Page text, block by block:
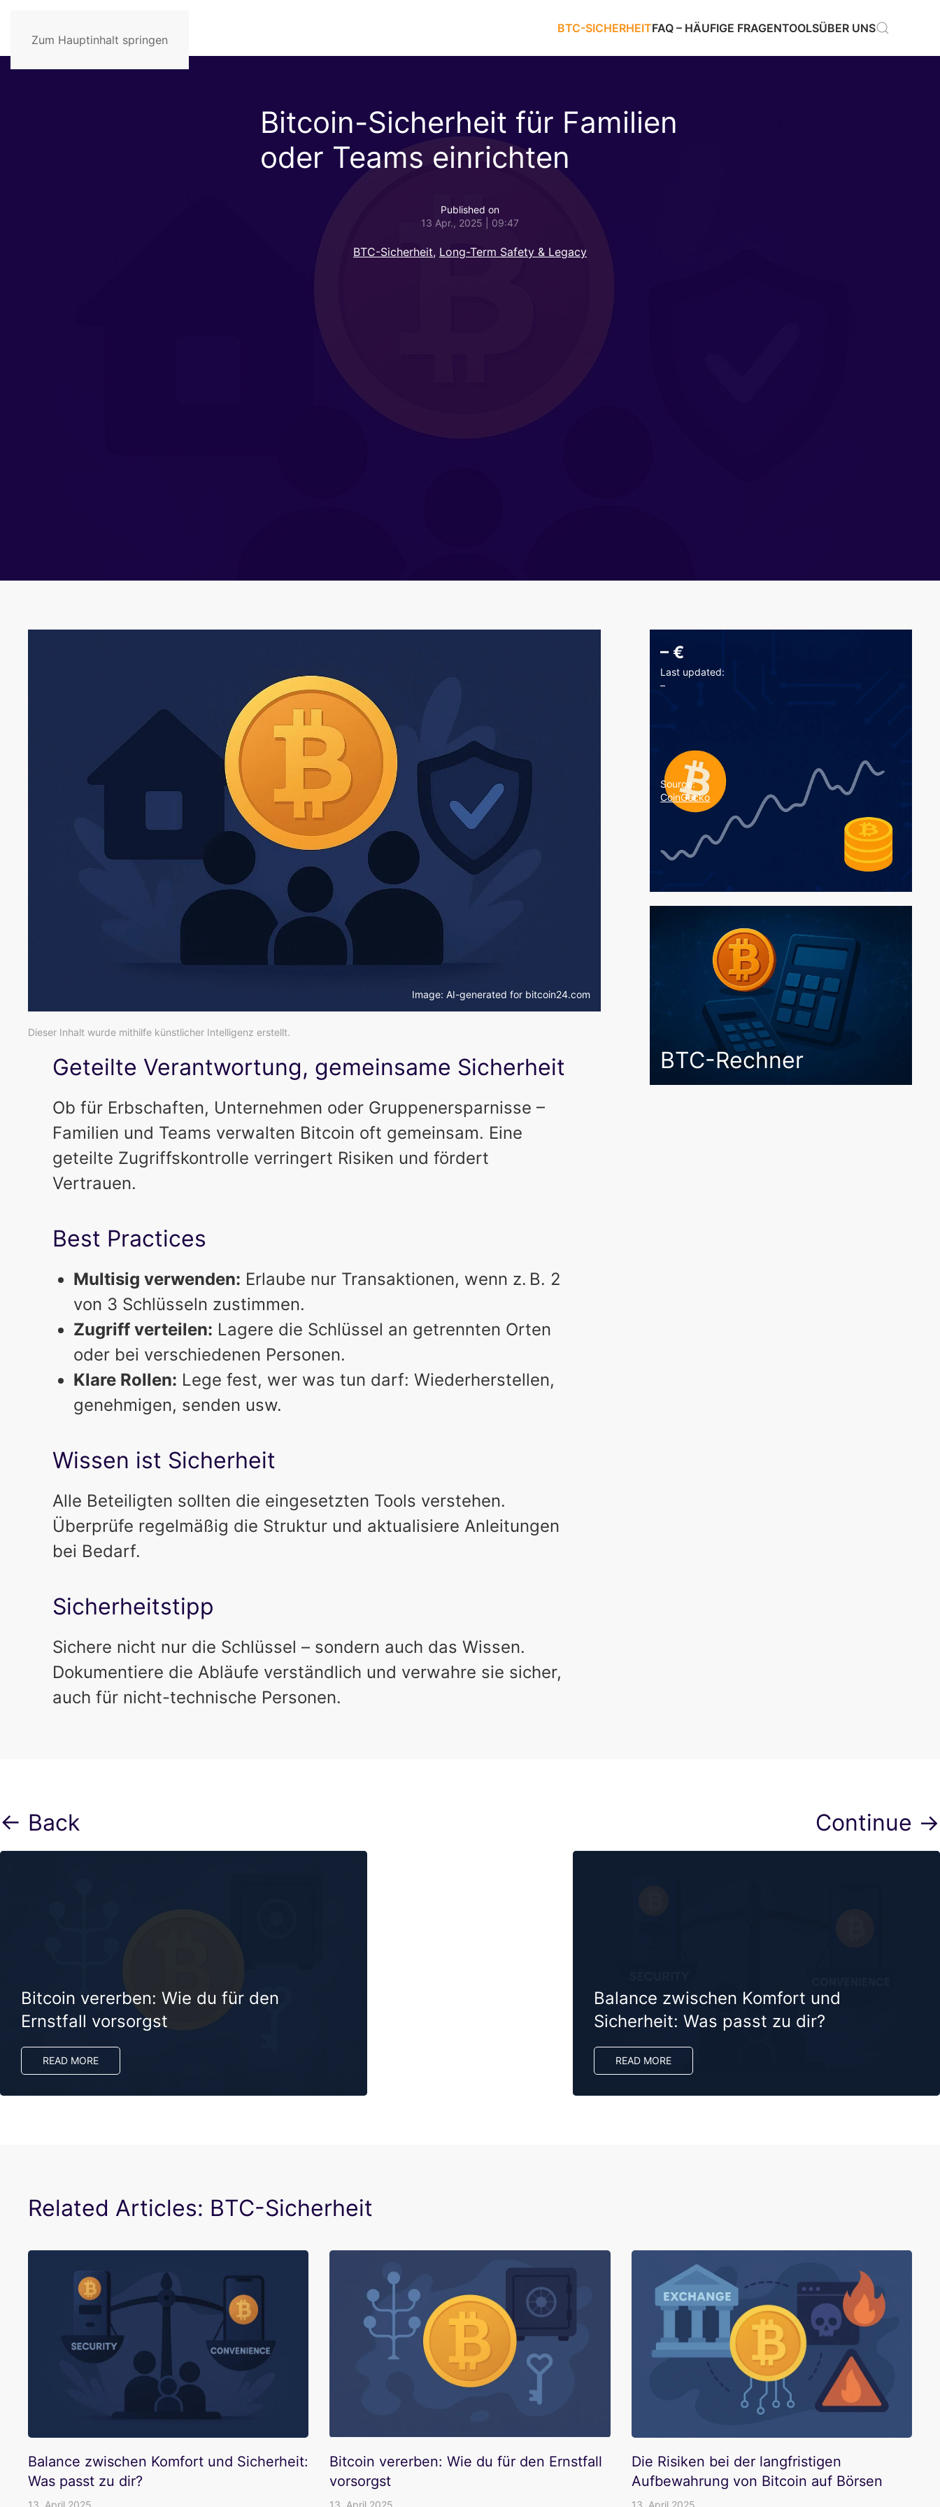
Zum Hauptinhalt springen
BTC-SICHERHEITFAQ – HÄUFIGE FRAGENTOOLSÜBER UNS
Bitcoin-Sicherheit für Familien
oder Teams einrichten
Published on
13 Apr., 2025 | 09:47
BTC-Sicherheit, Long-Term Safety & Legacy
Image: AI-generated for bitcoin24.com
Dieser Inhalt wurde mithilfe künstlicher Intelligenz erstellt.
Geteilte Verantwortung, gemeinsame Sicherheit
Ob für Erbschaften, Unternehmen oder Gruppenersparnisse –
Familien und Teams verwalten Bitcoin oft gemeinsam. Eine
geteilte Zugriffskontrolle verringert Risiken und fördert
Vertrauen.
Best Practices
Multisig verwenden: Erlaube nur Transaktionen, wenn z. B. 2
von 3 Schlüsseln zustimmen.
Zugriff verteilen: Lagere die Schlüssel an getrennten Orten
oder bei verschiedenen Personen.
Klare Rollen: Lege fest, wer was tun darf: Wiederherstellen,
genehmigen, senden usw.
Wissen ist Sicherheit
Alle Beteiligten sollten die eingesetzten Tools verstehen.
Überprüfe regelmäßig die Struktur und aktualisiere Anleitungen
bei Bedarf.
Sicherheitstipp
Sichere nicht nur die Schlüssel – sondern auch das Wissen.
Dokumentiere die Abläufe verständlich und verwahre sie sicher,
auch für nicht-technische Personen.
– €
Last updated:
–
Source:
CoinGecko
BTC-Rechner
← Back
Bitcoin vererben: Wie du für den
Ernstfall vorsorgst
READ MORE
Continue →
Balance zwischen Komfort und
Sicherheit: Was passt zu dir?
READ MORE
Related Articles: BTC-Sicherheit
Balance zwischen Komfort und Sicherheit:
Was passt zu dir?
13. April 2025
Bitcoin vererben: Wie du für den Ernstfall
vorsorgst
13. April 2025
Die Risiken bei der langfristigen
Aufbewahrung von Bitcoin auf Börsen
13. April 2025